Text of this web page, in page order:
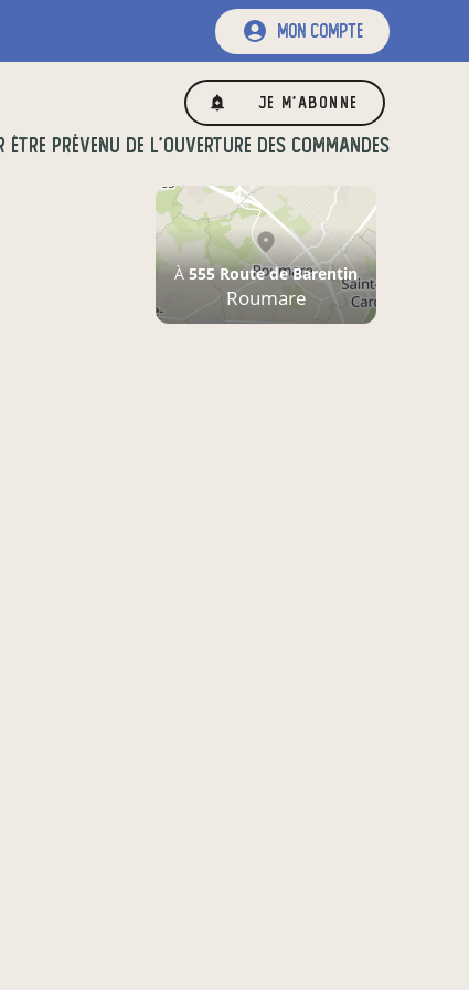
mon compte
Je m'abonne
ÊTRE PRÉVENU DE L'OUVERTURE DES COMMANDES
À555 Route de Barentin
Roumare